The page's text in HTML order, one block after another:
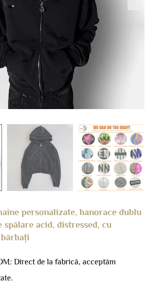
personalizate, hanorace dublu
spălare acid, distressed, cu
Direct de la fabrică, acceptăm